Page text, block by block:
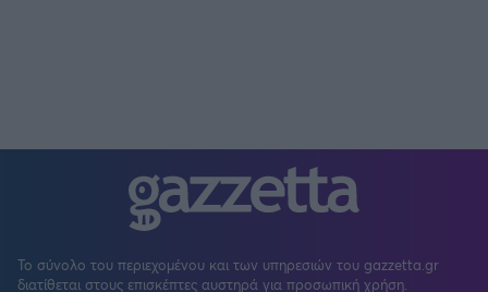
Το σύνολο του περιεχομένου και των υπηρεσιών του gazzetta.gr
διατίθεται στους επισκέπτες αυστηρά για προσωπική χρήση.